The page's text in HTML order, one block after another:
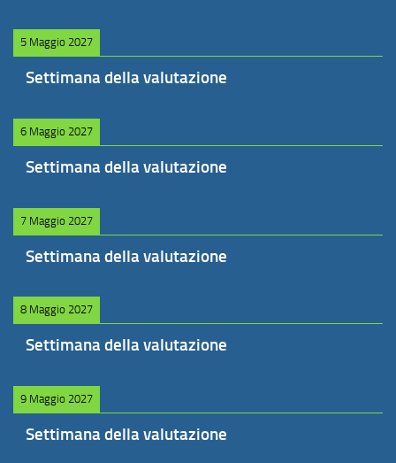
5 Maggio 2027
Settimana della valutazione
6 Maggio 2027
Settimana della valutazione
7 Maggio 2027
Settimana della valutazione
8 Maggio 2027
Settimana della valutazione
9 Maggio 2027
Settimana della valutazione